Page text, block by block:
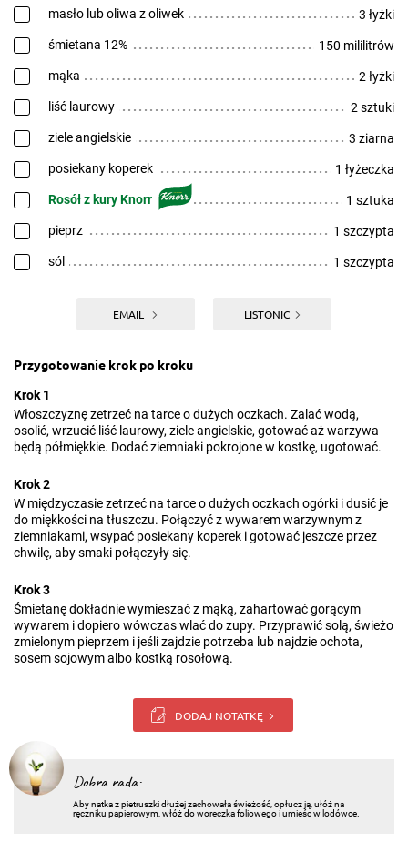
masło lub oliwa z oliwek 3 łyżki
śmietana 12% 150 mililitrów
mąka 2 łyżki
liść laurowy 2 sztuki
ziele angielskie 3 ziarna
posiekany koperek 1 łyżeczka
Rosół z kury Knorr 1 sztuka
pieprz 1 szczypta
sól 1 szczypta
EMAIL LISTONIC
Przygotowanie krok po kroku
Krok 1
Włoszczyznę zetrzeć na tarce o dużych oczkach. Zalać wodą,
osolić, wrzucić liść laurowy, ziele angielskie, gotować aż warzywa
będą półmiękkie. Dodać ziemniaki pokrojone w kostkę, ugotować.
Krok 2
W międzyczasie zetrzeć na tarce o dużych oczkach ogórki i dusić je
do miękkości na tłuszczu. Połączyć z wywarem warzywnym z
ziemniakami, wsypać posiekany koperek i gotować jeszcze przez
chwilę, aby smaki połączyły się.
Krok 3
Śmietanę dokładnie wymieszać z mąką, zahartować gorącym
wywarem i dopiero wówczas wlać do zupy. Przyprawić solą, świeżo
zmielonym pieprzem i jeśli zajdzie potrzeba lub najdzie ochota,
sosem sojowym albo kostką rosołową.
DODAJ NOTATKĘ
Dobra rada:
Aby natka z pietruszki dłużej zachowała świeżość, opłucz ją, ułóż na
ręczniku papierowym, włóż do woreczka foliowego i umieśc w lodówce.